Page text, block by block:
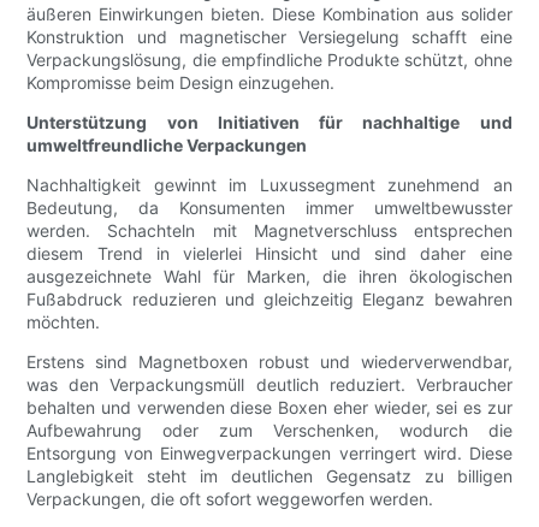
äußeren Einwirkungen bieten. Diese Kombination aus solider
Konstruktion und magnetischer Versiegelung schafft eine
Verpackungslösung, die empfindliche Produkte schützt, ohne
Kompromisse beim Design einzugehen.
Unterstützung von Initiativen für nachhaltige und
umweltfreundliche Verpackungen
Nachhaltigkeit gewinnt im Luxussegment zunehmend an
Bedeutung, da Konsumenten immer umweltbewusster
werden. Schachteln mit Magnetverschluss entsprechen
diesem Trend in vielerlei Hinsicht und sind daher eine
ausgezeichnete Wahl für Marken, die ihren ökologischen
Fußabdruck reduzieren und gleichzeitig Eleganz bewahren
möchten.
Erstens sind Magnetboxen robust und wiederverwendbar,
was den Verpackungsmüll deutlich reduziert. Verbraucher
behalten und verwenden diese Boxen eher wieder, sei es zur
Aufbewahrung oder zum Verschenken, wodurch die
Entsorgung von Einwegverpackungen verringert wird. Diese
Langlebigkeit steht im deutlichen Gegensatz zu billigen
Verpackungen, die oft sofort weggeworfen werden.